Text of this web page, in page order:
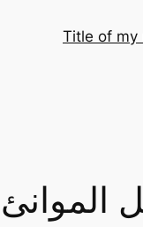
Title of my